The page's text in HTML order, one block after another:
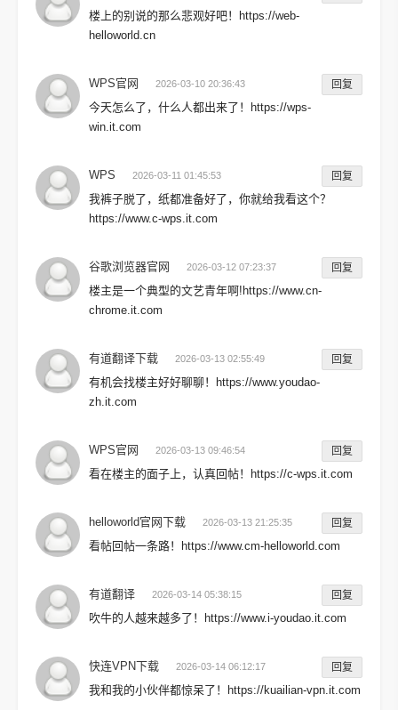
楼上的别说的那么悲观好吧！https://web-
helloworld.cn
WPS官网 2026-03-10 20:36:43 回复
今天怎么了，什么人都出来了！https://wps-
win.it.com
WPS 2026-03-11 01:45:53 回复
我裤子脱了，纸都准备好了，你就给我看这个？
https://www.c-wps.it.com
谷歌浏览器官网 2026-03-12 07:23:37 回复
楼主是一个典型的文艺青年啊!https://www.cn-
chrome.it.com
有道翻译下载 2026-03-13 02:55:49 回复
有机会找楼主好好聊聊！https://www.youdao-
zh.it.com
WPS官网 2026-03-13 09:46:54 回复
看在楼主的面子上，认真回帖！https://c-wps.it.com
helloworld官网下载 2026-03-13 21:25:35 回复
看帖回帖一条路！https://www.cm-helloworld.com
有道翻译 2026-03-14 05:38:15 回复
吹牛的人越来越多了！https://www.i-youdao.it.com
快连VPN下载 2026-03-14 06:12:17 回复
我和我的小伙伴都惊呆了！https://kuailian-vpn.it.com